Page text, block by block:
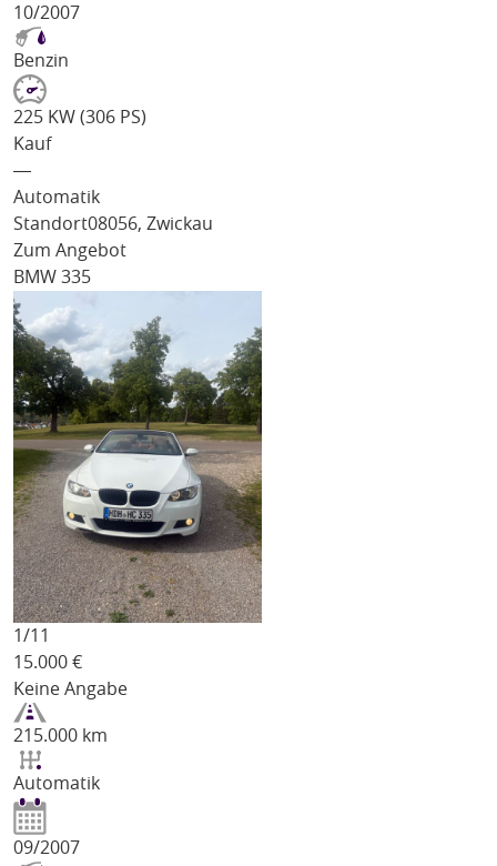
10/2007
Benzin
225 KW (306 PS)
Kauf
―
Automatik
Standort08056, Zwickau
Zum Angebot
BMW 335
1/11
15.000 €
Keine Angabe
215.000 km
Automatik
09/2007